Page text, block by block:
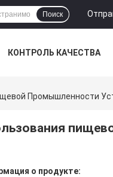
Поиск
КОНТРОЛЬ КАЧЕСТВА
Промышленности
о продукте: